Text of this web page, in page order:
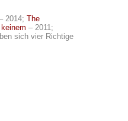
2014; The
– 2011;
sich vier Richtige